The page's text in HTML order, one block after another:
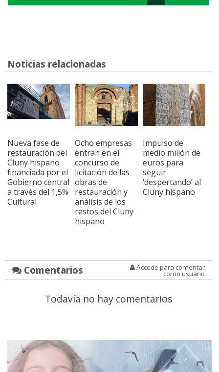
Noticias relacionadas
Nueva fase de
restauración del
Cluny hispano
financiada por el
Gobierno central
a través del 1,5%
Cultural
Ocho empresas
entran en el
concurso de
licitación de las
obras de
restauración y
análisis de los
restos del Cluny
hispano
Impulso de
medio millón de
euros para
seguir
‘despertando’ al
Cluny hispano
Comentarios Accede para comentar
como usuario
Todavía no hay comentarios